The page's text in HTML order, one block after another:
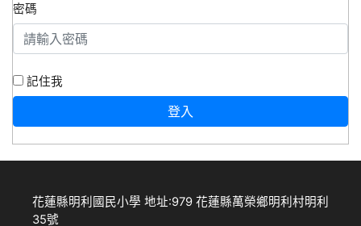
密碼
記住我
登入
花蓮縣明利國民小學 地址:979 花蓮縣萬榮鄉明利村明利
35號